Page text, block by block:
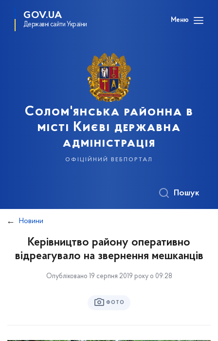
GOV.UA
Державні сайти України
Меню
Солом'янська районна в
місті Києві державна
адміністрація
офіційний вебпортал
Пошук
Новини
Керівництво району оперативно
відреагувало на звернення мешканців
Опубліковано 19 серпня 2019 року о 09:28
ФОТО